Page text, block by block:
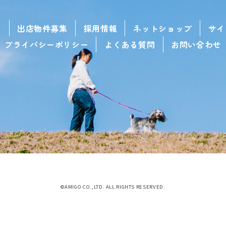
出店物件募集 採用情報 ネットショップ
サ
プライバシーポリシー
よくある質問 お問い合わせ
©AMIGO CO.,LTD. ALL RIGHTS RESERVED.